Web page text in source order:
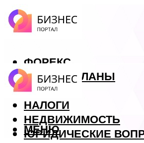
ФОРЕКС
БИЗНЕС ПЛАНЫ
КРЕДИТЫ
НАЛОГИ
НЕДВИЖИМОСТЬ
ЮРИДИЧЕСКИЕ
МЕНЮ